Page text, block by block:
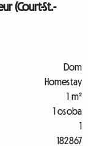
(Court-St.-
Dom
Homestay
1 m²
1 osoba
1
182867